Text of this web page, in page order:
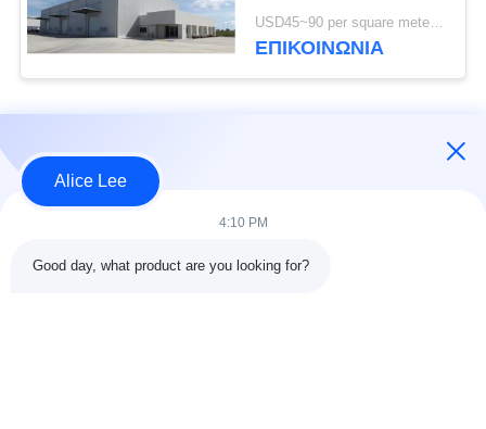
διαδικασίας που χτίζει
τα πρότυπα του ISO
USD45~90 per square meter MOQ:1000 τετραγωνικό μέτρο
ΕΠΙΚΟΙΝΩΝΙΑ
Όλα
κατασκευή δομών
Alice Lee
4:10 PM
Good day, what product are you looking for?